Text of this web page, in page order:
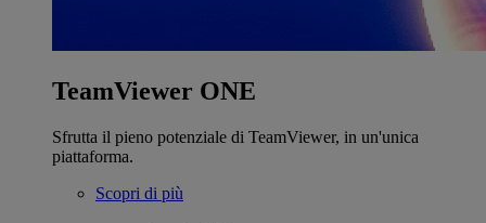
TeamViewer ONE
Sfrutta il pieno potenziale di TeamViewer, in un'unica
piattaforma.
Scopri di più